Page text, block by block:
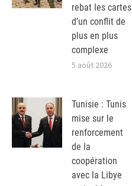
rebat les cartes
d’un conflit de
plus en plus
complexe
5 août 2026
Tunisie : Tunis
mise sur le
renforcement
de la
coopération
avec la Libye